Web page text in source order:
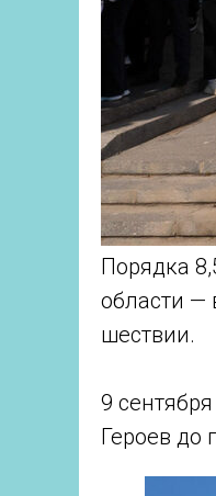
Порядка
области —
шествии.
9
Героев до